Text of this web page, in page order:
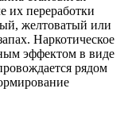
их переработки
желтоватый или
Наркотическое
эффектом в виде
рядом